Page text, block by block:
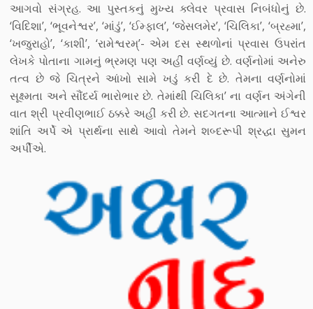
આગવો સંગ્રહ. આ પુસ્તકનું મુખ્ય ક્લેવર પ્રવાસ નિબંધોનું છે.
‘વિદિશા’, ‘ભૂવનેશ્વર’, ‘માંડું’, ‘ઈમ્ફાલ’, ‘જેસલમેર’, ‘ચિલિકા’, ‘બ્રહ્મા’,
‘ખજુરાહો’, ‘કાશી’, ‘રામેશ્વરમ્’- એમ દસ સ્થળોનાં પ્રવાસ ઉપરાંત
લેખકે પોતાના ગામનું ભ્રમણ પણ અહીં વર્ણવ્યું છે. વર્ણનોમાં અનેરુ
તત્વ છે જે ચિત્રને આંખો સામે ખડું કરી દે છે. તેમના વર્ણનોમાં
સૂક્ષ્મતા અને સૌંદર્ય ભારોભાર છે. તેમાંથી ચિલિકા’ ના વર્ણન અંગેની
વાત શ્રી પ્રવીણભાઈ ઠક્કરે અહીં કરી છે. સદગતના આત્માને ઈશ્વર
શાંતિ અર્પે એ પ્રાર્થના સાથે આવો તેમને શબ્દરૂપી શ્રદ્ધા સુમન
અર્પીએ.